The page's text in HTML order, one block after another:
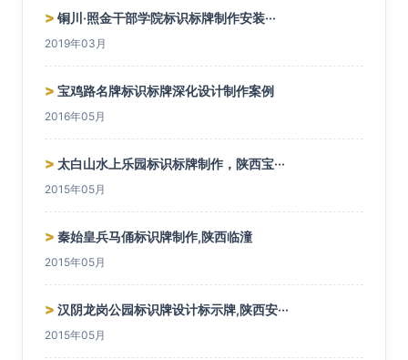
> 铜川·照金干部学院标识标牌制作安装···
2019年03月
> 宝鸡路名牌标识标牌深化设计制作案例
2016年05月
> 太白山水上乐园标识标牌制作，陕西宝···
2015年05月
> 秦始皇兵马俑标识牌制作,陕西临潼
2015年05月
> 汉阴龙岗公园标识牌设计标示牌,陕西安···
2015年05月